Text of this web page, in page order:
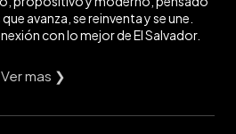
avanza, se reinventa y se une.
con lo mejor de El Salvador.
Ver mas ❯